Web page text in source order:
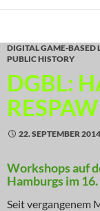
DIGITAL GAME-BASED
PUBLIC HISTORY
DGBL:
22. SEPTEMBER 2014
Workshops auf
Hamburgs im
Seit vergangenem